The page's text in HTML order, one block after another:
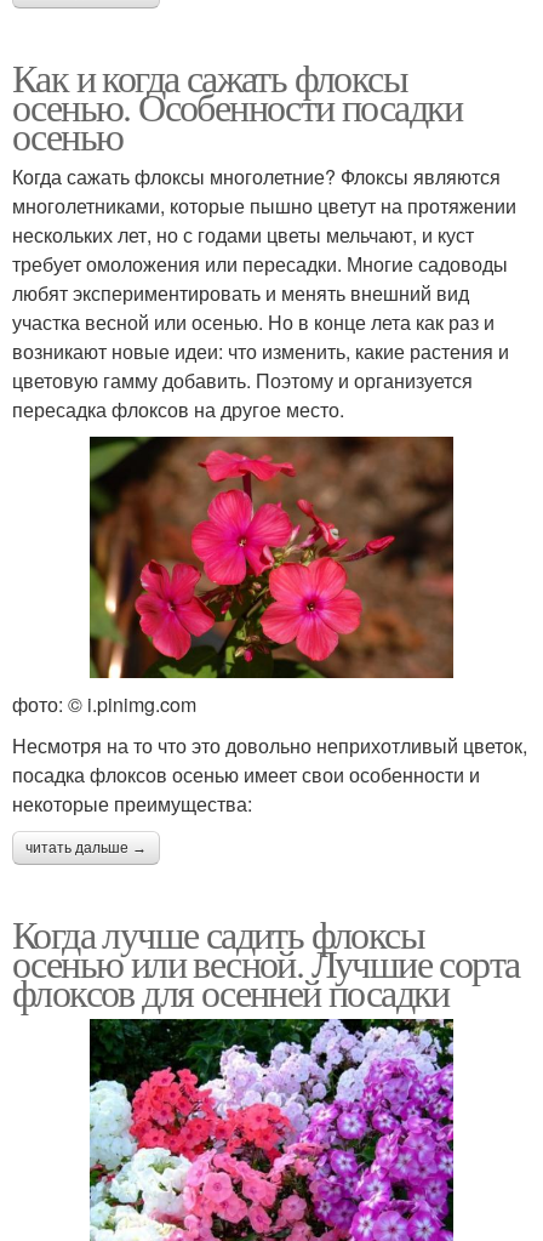
Как и когда сажать флоксы
осенью. Особенности посадки
осенью
Когда сажать флоксы многолетние? Флоксы являются
многолетниками, которые пышно цветут на протяжении
нескольких лет, но с годами цветы мельчают, и куст
требует омоложения или пересадки. Многие садоводы
любят экспериментировать и менять внешний вид
участка весной или осенью. Но в конце лета как раз и
возникают новые идеи: что изменить, какие растения и
цветовую гамму добавить. Поэтому и организуется
пересадка флоксов на другое место.
фото: © i.pinimg.com
Несмотря на то что это довольно неприхотливый цветок,
посадка флоксов осенью имеет свои особенности и
некоторые преимущества:
читать дальше →
Когда лучше садить флоксы
осенью или весной. Лучшие сорта
флоксов для осенней посадки